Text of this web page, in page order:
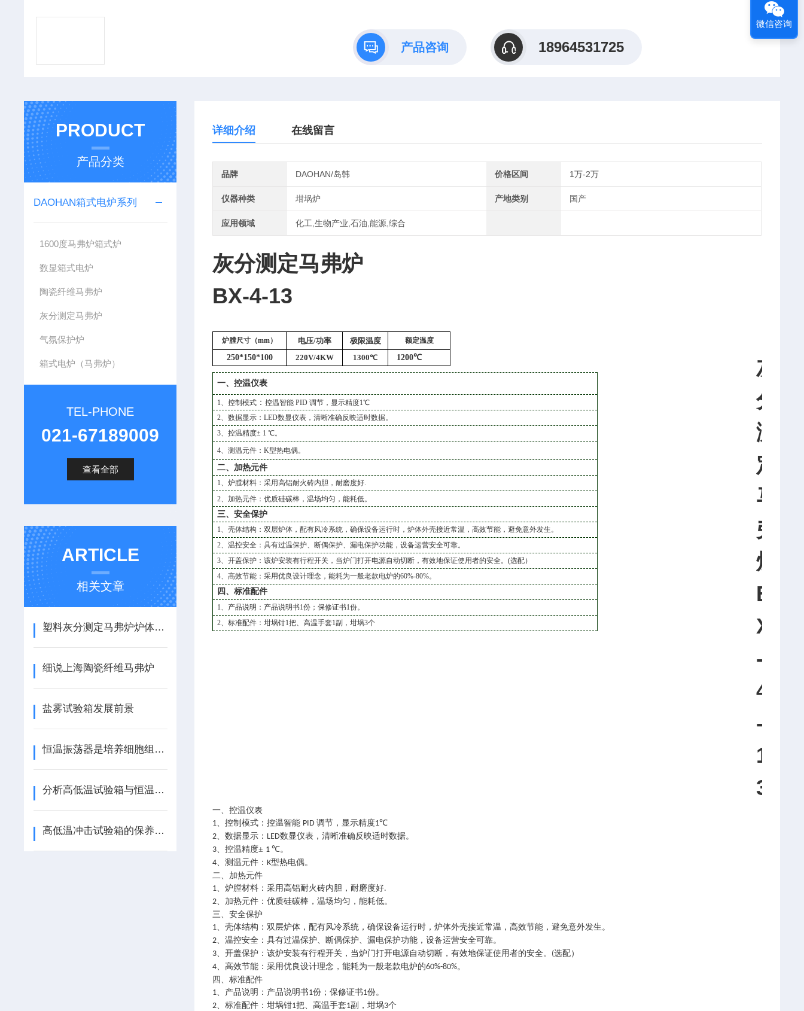
产品咨询 18964531725
PRODUCT
产品分类
DAOHAN箱式电炉系列
1600度马弗炉箱式炉
数显箱式电炉
陶瓷纤维马弗炉
灰分测定马弗炉
气氛保护炉
箱式电炉（马弗炉）
TEL-PHONE
021-67189009
查看全部
ARTICLE
相关文章
塑料灰分测定马弗炉炉体结构及用料
细说上海陶瓷纤维马弗炉
盐雾试验箱发展前景
恒温振荡器是培养细胞组织生长的理想仪器设备
分析高低温试验箱与恒温恒湿试验箱的区别
高低温冲击试验箱的保养措施
详细介绍 在线留言
品牌 DAOHAN/岛韩 价格区间 1万-2万
仪器种类 坩埚炉 产地类别 国产
应用领域 化工,生物产业,石油,能源,综合
灰分测定马弗炉
BX-4-13
炉膛尺寸（mm） 电压/功率 极限温度 额定温度
250*150*100 220V/4KW 1300℃ 1200℃
一、控温仪表
1、控制模式 ：控温智能 PID调节，显示精度1℃
2、数据显示：LED数显仪表，清晰准确反映适时数据。
3、控温精度± 1 ℃。
4、测温元件：K型热电偶。
二、加热元件
1、炉膛材料：采用高铝耐火砖内胆，耐磨度好.
2、加热元件：优质硅碳棒，温场均匀，能耗低。
三、安全保护
1、壳体结构：双层炉体，配有风冷系统，确保设备运行时，炉体外壳接近常温，高效节能，避免意外发生。
2、温控安全：具有过温保护、断偶保护、漏电保护功能，设备运营安全可靠。
3、开盖保护：该炉安装有行程开关，当炉门打开电源自动切断，有效地保证使用者的安全。(选配）
4、高效节能：采用优良设计理念，能耗为一般老款电炉的60%-80%。
四、标准配件
1、产品说明：产品说明书1份；保修证书1份。
2、标准配件：坩埚钳1把、高温手套1副 ，坩埚3个
灰
分
测
定
马
弗
炉
B
X
-
4
-
1
3
一、控温仪表
1、控制模式：控温智能 PID调节，显示精度1℃
2、数据显示： LED数显仪表，清晰准确反映适时数据。
3、控温精度± 1℃。
4、测温元件：K型热电偶。
二、加热元件
1、炉膛材料：采用高铝耐火砖内胆，耐磨度好.
2、加热元件：优质硅碳棒，温场均匀，能耗低。
三、安全保护
1、壳体结构：双层炉体，配有风冷系统，确保设备运行时，炉体外壳接近常温，高效节能，避免意外发生。
2、温控安全：具有过温保护、断偶保护、漏电保护功能，设备运营安全可靠。
3、开盖保护：该炉安装有行程开关，当炉门打开电源自动切断，有效地保证使用者的安全。 (选配）
4、高效节能：采用优良设计理念，能耗为一般老款电炉的60%-80%。
四、标准配件
1、产品说明：产品说明书1份；保修证书1份。
2、标准配件：坩埚钳1把、高温手套1副，坩埚3个
微信咨询